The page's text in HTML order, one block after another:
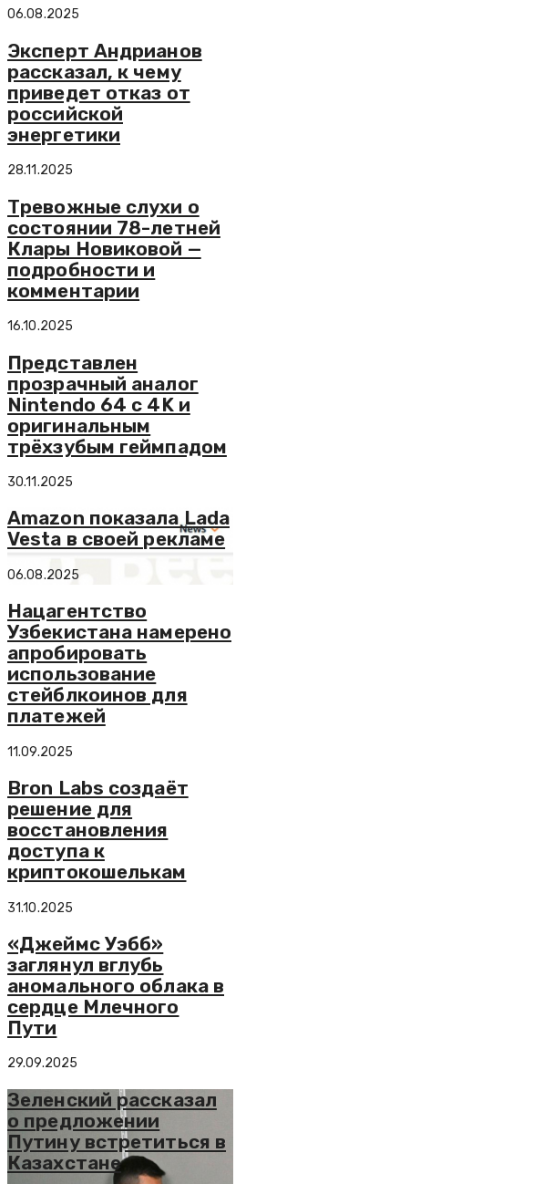
06.08.2025
Эксперт Андрианов
рассказал, к чему
приведет отказ от
российской
энергетики
28.11.2025
Тревожные слухи о
состоянии 78-летней
Клары Новиковой —
подробности и
комментарии
16.10.2025
Представлен
прозрачный аналог
Nintendo 64 с 4K и
оригинальным
трёхзубым геймпадом
30.11.2025
Amazon показала Lada
Vesta в своей рекламе
06.08.2025
Нацагентство
Узбекистана намерено
апробировать
использование
стейблкоинов для
платежей
11.09.2025
Bron Labs создаёт
решение для
восстановления
доступа к
криптокошелькам
31.10.2025
«Джеймс Уэбб»
заглянул вглубь
аномального облака в
сердце Млечного
Пути
29.09.2025
Зеленский рассказал
о предложении
Путину встретиться в
Казахстане